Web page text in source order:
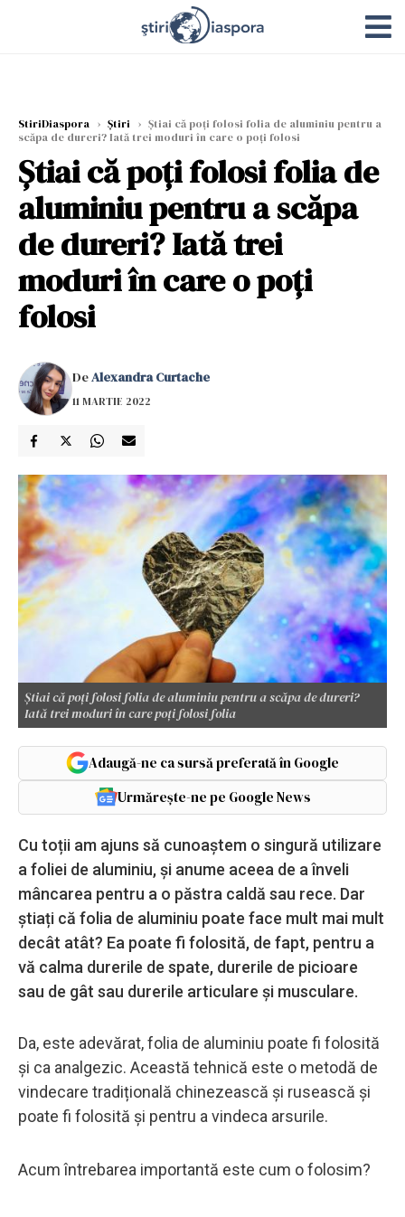
StiriDiaspora › Știri › Știai că poți folosi folia de aluminiu pentru a
scăpa de dureri? Iată trei moduri în care o poți folosi
Știai că poți folosi folia de
aluminiu pentru a scăpa
de dureri? Iată trei
moduri în care o poți
folosi
DeAlexandra Curtache
11 MARTIE 2022
Știai că poți folosi folia de aluminiu pentru a scăpa de dureri?
Iată trei moduri în care poți folosi folia
Adaugă-ne ca sursă preferată în Google
Urmărește-ne pe Google News
Cu toții am ajuns să cunoaștem o singură utilizare
a foliei de aluminiu, și anume aceea de a înveli
mâncarea pentru a o păstra caldă sau rece. Dar
știați că folia de aluminiu poate face mult mai mult
decât atât? Ea poate fi folosită, de fapt, pentru a
vă calma durerile de spate, durerile de picioare
sau de gât sau durerile articulare și musculare.
Da, este adevărat, folia de aluminiu poate fi folosită
și ca analgezic. Această tehnică este o metodă de
vindecare tradițională chinezească și rusească și
poate fi folosită și pentru a vindeca arsurile.
Acum întrebarea importantă este cum o folosim?